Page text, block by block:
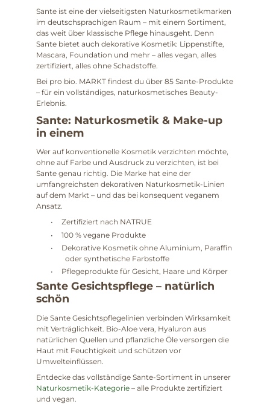
Sante ist eine der vielseitigsten Naturkosmetikmarken
im deutschsprachigen Raum – mit einem Sortiment,
das weit über klassische Pflege hinausgeht. Denn
Sante bietet auch dekorative Kosmetik: Lippenstifte,
Mascara, Foundation und mehr – alles vegan, alles
zertifiziert, alles ohne Schadstoffe.
Bei pro bio. MARKT findest du über 85 Sante-Produkte
– für ein vollständiges, naturkosmetisches Beauty-
Erlebnis.
Sante: Naturkosmetik & Make-up
in einem
Wer auf konventionelle Kosmetik verzichten möchte,
ohne auf Farbe und Ausdruck zu verzichten, ist bei
Sante genau richtig. Die Marke hat eine der
umfangreichsten dekorativen Naturkosmetik-Linien
auf dem Markt – und das bei konsequent veganem
Ansatz.
•
Zertifiziert nach NATRUE
•
100 % vegane Produkte
•
Dekorative Kosmetik ohne Aluminium, Paraffin
oder synthetische Farbstoffe
•
Pflegeprodukte für Gesicht, Haare und Körper
Sante Gesichtspflege – natürlich
schön
Die Sante Gesichtspflegelinien verbinden Wirksamkeit
mit Verträglichkeit. Bio-Aloe vera, Hyaluron aus
natürlichen Quellen und pflanzliche Öle versorgen die
Haut mit Feuchtigkeit und schützen vor
Umwelteinflüssen.
Entdecke das vollständige Sante-Sortiment in unserer
Naturkosmetik-Kategorie – alle Produkte zertifiziert
und vegan.